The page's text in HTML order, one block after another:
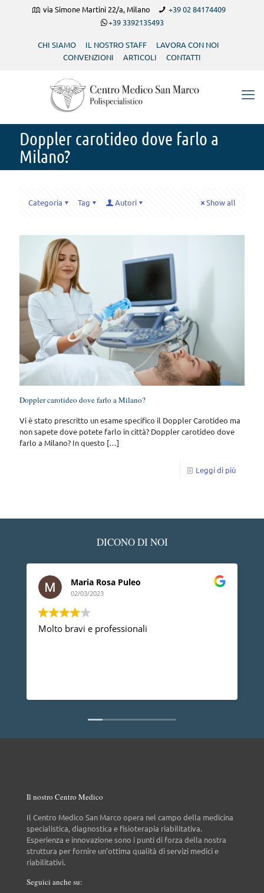
via Simone Martini 22/a, Milano
+39 02 84174409
+39 3392135493
CHI SIAMO IL NOSTRO STAFF
LAVORA CON NOI
CONVENZIONI
ARTICOLI CONTATTI
Doppler carotideo dove farlo a
Milano?
Categoria Tag Autori Show all
Doppler carotideo dove farlo a Milano?
Vi è stato prescritto un esame specifico il Doppler Carotideo ma
non sapete dove potete farlo in città? Doppler carotideo dove
farlo a Milano? In questo […]
Leggi di più
DICONO DI NOI
Maria Rosa Puleo
02/03/2023
Molto bravi e professionali
Il nostro Centro Medico
Il Centro Medico San Marco opera nel campo della medicina
specialistica, diagnostica e fisioterapia riabilitativa.
Esperienza e innovazione sono i punti di forza della nostra
struttura per fornire un’ottima qualità di servizi medici e
riabilitativi.
Seguici anche su: